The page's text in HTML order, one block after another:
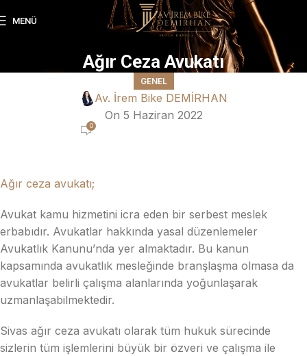
MENÜ
Ağır Ceza Avukatı
GENEL
Av. İrem Bike DEMİRHAN
On 5 Haziran 2022
0
Ağır ceza avukatı;
Avukat kamu hizmetini icra eden bir serbest meslek
erbabıdır. Avukatlar hakkında yasal düzenlemeler
Avukatlık Kanunu’nda yer almaktadır. Bu kanun
kapsamında avukatlık mesleğinde branşlaşma olmasa da
avukatlar belirli çalışma alanlarında yoğunlaşarak
uzmanlaşabilmektedir.
Sivas ağır ceza avukatı olarak tüm hukuk sürecinde
sizlerin tüm işlemlerini büyük bir özveri ve çalışma ile